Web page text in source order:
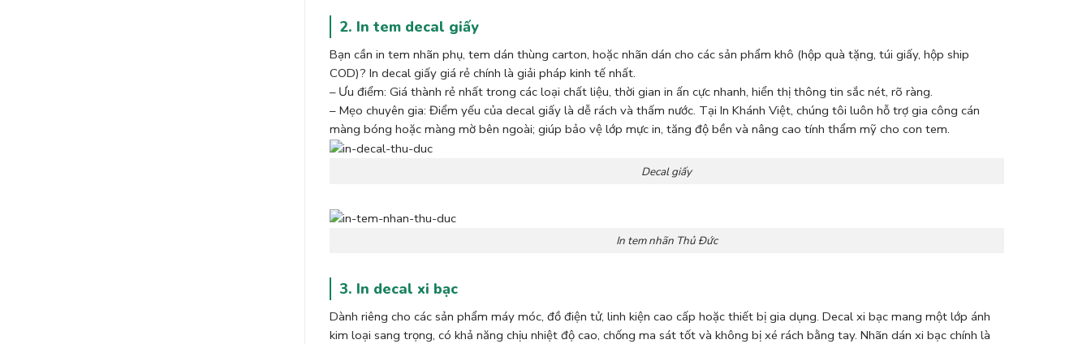
2. In tem decal giấy
Bạn cần in tem nhãn phụ, tem dán thùng carton, hoặc nhãn dán cho các sản phẩm khô (hộp quà tặng, túi giấy, hộp ship
COD)? In decal giấy giá rẻ chính là giải pháp kinh tế nhất.
– Ưu điểm: Giá thành rẻ nhất trong các loại chất liệu, thời gian in ấn cực nhanh, hiển thị thông tin sắc nét, rõ ràng.
– Mẹo chuyên gia: Điểm yếu của decal giấy là dễ rách và thấm nước. Tại In Khánh Việt, chúng tôi luôn hỗ trợ gia công cán
màng bóng hoặc màng mờ bên ngoài; giúp bảo vệ lớp mực in, tăng độ bền và nâng cao tính thẩm mỹ cho con tem.
Decal giấy
In tem nhãn Thủ Đức
3. In decal xi bạc
Dành riêng cho các sản phẩm máy móc, đồ điện tử, linh kiện cao cấp hoặc thiết bị gia dụng. Decal xi bạc mang một lớp ánh
kim loại sang trọng, có khả năng chịu nhiệt độ cao, chống ma sát tốt và không bị xé rách bằng tay. Nhãn dán xi bạc chính là